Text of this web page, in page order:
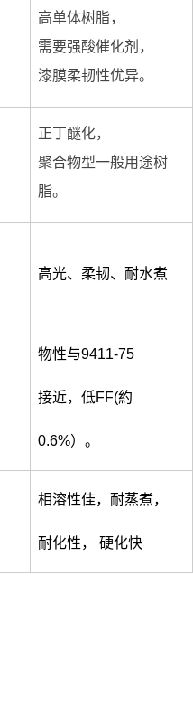
高单体树脂，
需要强酸催化剂，
漆膜柔韧性优异。
正丁醚化，
聚合物型一般用途树
脂。
高光、柔韧、耐水煮
物性与9411-75
接近，低FF(約
0.6%）。
相溶性佳，耐蒸煮，
耐化性， 硬化快